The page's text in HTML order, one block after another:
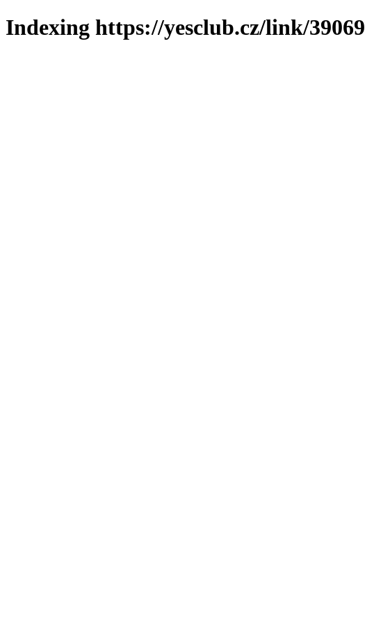
Indexing https://yesclub.cz/link/39069